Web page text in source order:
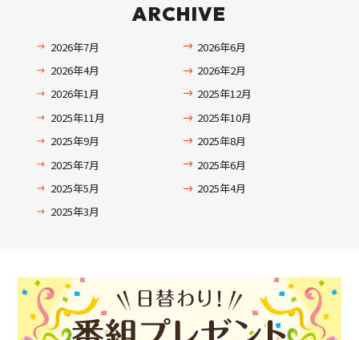
ARCHIVE
2026年7月
2026年6月
2026年4月
2026年2月
2026年1月
2025年12月
2025年11月
2025年10月
2025年9月
2025年8月
2025年7月
2025年6月
2025年5月
2025年4月
2025年3月